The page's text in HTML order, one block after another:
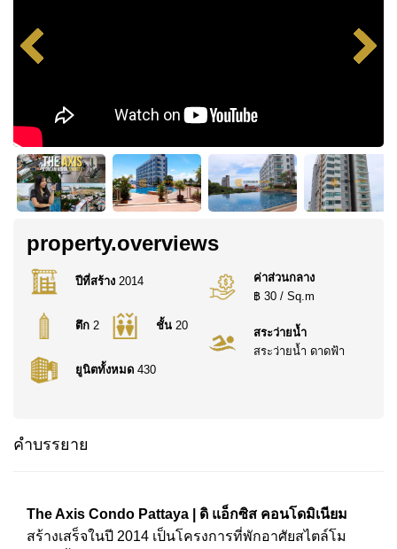
property.overviews
ปีที่สร้าง 2014
ตึก 2 ชั้น 20
ยูนิตทั้งหมด 430
ค่าส่วนกลาง
฿ 30 / Sq.m
สระว่ายน้ำ
สระว่ายน้ำ ดาดฟ้า
คำบรรยาย
The Axis Condo Pattaya | ดิ แอ็กซิส คอนโดมิเนียม
สร้างเสร็จในปี 2014 เป็นโครงการที่พักอาศัยสไตล์โม